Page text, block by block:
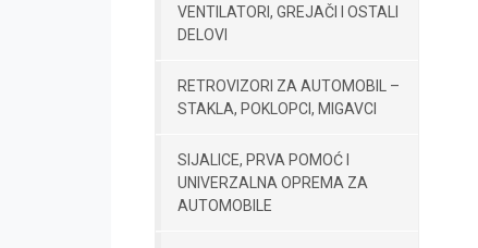
VENTILATORI, GREJAČI I OSTALI
DELOVI
RETROVIZORI ZA AUTOMOBIL –
STAKLA, POKLOPCI, MIGAVCI
SIJALICE, PRVA POMOĆ I
UNIVERZALNA OPREMA ZA
AUTOMOBILE